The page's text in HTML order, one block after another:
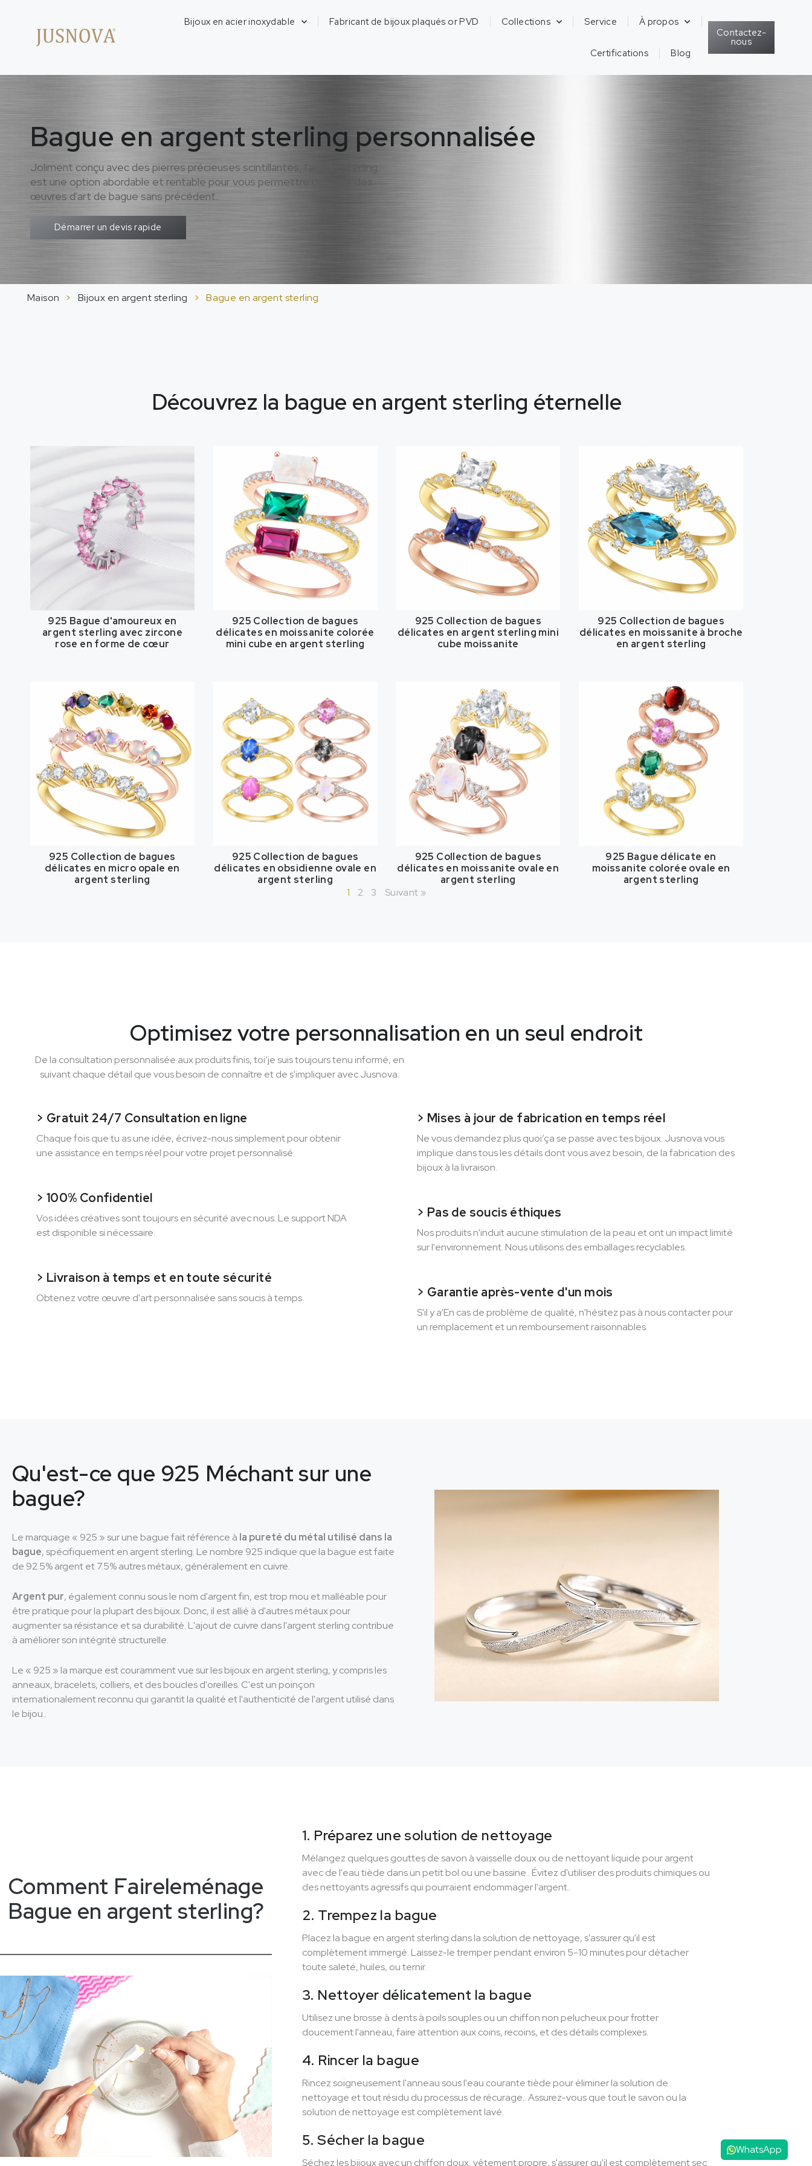
Bijoux en acier inoxydable Fabricant de bijoux plaqués or PVD Collections Service À propos
Certifications Blog
Contactez-
nous
Bague en argent sterling personnalisée
Joliment conçu avec des pierres précieuses scintillantes, l'argent sterling
est une option abordable et rentable pour vous permettre de créer des
œuvres d'art de bague sans précédent.
Démarrer un devis rapide
Maison > Bijoux en argent sterling > Bague en argent sterling
Découvrez la bague en argent sterling éternelle
925 Bague d'amoureux en
argent sterling avec zircone
rose en forme de cœur
925 Collection de bagues
délicates en moissanite colorée
mini cube en argent sterling
925 Collection de bagues
délicates en argent sterling mini
cube moissanite
925 Collection de bagues
délicates en moissanite à broche
en argent sterling
925 Collection de bagues
délicates en micro opale en
argent sterling
925 Collection de bagues
délicates en obsidienne ovale en
argent sterling
925 Collection de bagues
délicates en moissanite ovale en
argent sterling
925 Bague délicate en
moissanite colorée ovale en
argent sterling
1
2 3 Suivant »
Optimisez votre personnalisation en un seul endroit
De la consultation personnalisée aux produits finis, toi’je suis toujours tenu informé, en
suivant chaque détail que vous besoin de connaître et de s'impliquer avec Jusnova.
> Gratuit 24/7 Consultation en ligne
Chaque fois que tu as une idée, écrivez-nous simplement pour obtenir
une assistance en temps réel pour votre projet personnalisé.
> 100% Confidentiel
Vos idées créatives sont toujours en sécurité avec nous. Le support NDA
est disponible si nécessaire.
> Livraison à temps et en toute sécurité
Obtenez votre œuvre d'art personnalisée sans soucis à temps.
> Mises à jour de fabrication en temps réel
Ne vous demandez plus quoi’ça se passe avec tes bijoux. Jusnova vous
implique dans tous les détails dont vous avez besoin, de la fabrication des
bijoux à la livraison.
> Pas de soucis éthiques
Nos produits n'induit aucune stimulation de la peau et ont un impact limité
sur l'environnement. Nous utilisons des emballages recyclables.
> Garantie après-vente d'un mois
S'il y a’En cas de problème de qualité, n'hésitez pas à nous contacter pour
un remplacement et un remboursement raisonnables.
Qu'est-ce que 925 Méchant sur une
bague?
Le marquage « 925 » sur une bague fait référence à la pureté du métal utilisé dans la
bague, spécifiquement en argent sterling. Le nombre 925 indique que la bague est faite
de 92.5% argent et 7.5% autres métaux, généralement en cuivre.
Argent pur, également connu sous le nom d'argent fin, est trop mou et malléable pour
être pratique pour la plupart des bijoux. Donc, il est allié à d'autres métaux pour
augmenter sa résistance et sa durabilité. L'ajout de cuivre dans l'argent sterling contribue
à améliorer son intégrité structurelle.
Le « 925 » la marque est couramment vue sur les bijoux en argent sterling, y compris les
anneaux, bracelets, colliers, et des boucles d'oreilles. C'est un poinçon
internationalement reconnu qui garantit la qualité et l'authenticité de l'argent utilisé dans
le bijou..
Comment Faireleménage
Bague en argent sterling?
1. Préparez une solution de nettoyage
Mélangez quelques gouttes de savon à vaisselle doux ou de nettoyant liquide pour argent
avec de l'eau tiède dans un petit bol ou une bassine.. Évitez d'utiliser des produits chimiques ou
des nettoyants agressifs qui pourraient endommager l'argent..
2. Trempez la bague
Placez la bague en argent sterling dans la solution de nettoyage, s'assurer qu'il est
complètement immergé. Laissez-le tremper pendant environ 5-10 minutes pour détacher
toute saleté, huiles, ou ternir.
3. Nettoyer délicatement la bague
Utilisez une brosse à dents à poils souples ou un chiffon non pelucheux pour frotter
doucement l'anneau, faire attention aux coins, recoins, et des détails complexes.
4. Rincer la bague
Rincez soigneusement l'anneau sous l'eau courante tiède pour éliminer la solution de
nettoyage et tout résidu du processus de récurage.. Assurez-vous que tout le savon ou la
solution de nettoyage est complètement lavé.
5. Sécher la bague
Séchez les bijoux avec un chiffon doux, vêtement propre, s'assurer qu'il est complètement sec
WhatsApp